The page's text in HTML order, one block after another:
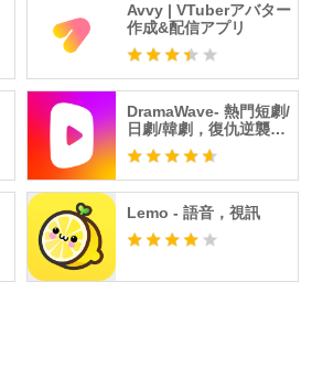
Avvy | VTuberアバター
作成&配信アプリ
DramaWave- 熱門短劇/
日劇/韓劇，復仇逆襲精
彩絕倫
Lemo - 語音，視訊